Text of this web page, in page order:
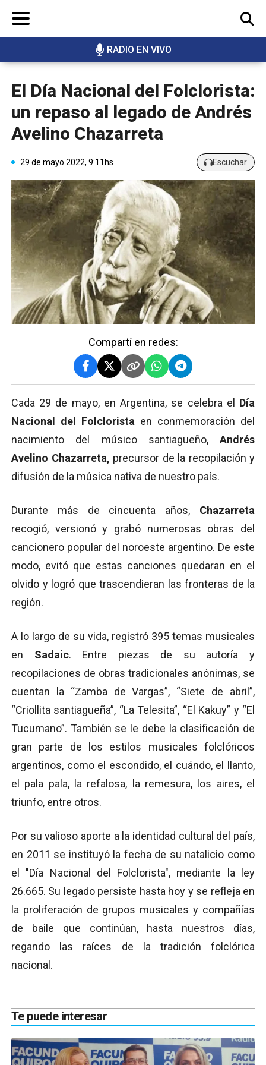
RADIO EN VIVO
BUSCAR
El Día Nacional del Folclorista:
un repaso al legado de Andrés
Avelino Chazarreta
29 de mayo 2022, 9:11hs Escuchar
Compartí en redes:
Cada 29 de mayo, en Argentina, se celebra el Día
Nacional del Folclorista en conmemoración del
nacimiento del músico santiagueño, Andrés
Avelino Chazarreta, precursor de la recopilación y
difusión de la música nativa de nuestro país.
Durante más de cincuenta años, Chazarreta
recogió, versionó y grabó numerosas obras del
cancionero popular del noroeste argentino. De este
modo, evitó que estas canciones quedaran en el
olvido y logró que trascendieran las fronteras de la
región.
A lo largo de su vida, registró 395 temas musicales
en Sadaic. Entre piezas de su autoría y
recopilaciones de obras tradicionales anónimas, se
cuentan la “Zamba de Vargas”, “Siete de abril”,
“Criollita santiagueña”, “La Telesita”, “El Kakuy” y “El
Tucumano”. También se le debe la clasificación de
gran parte de los estilos musicales folclóricos
argentinos, como el escondido, el cuándo, el llanto,
el pala pala, la refalosa, la remesura, los aires, el
triunfo, entre otros.
Por su valioso aporte a la identidad cultural del país,
en 2011 se instituyó la fecha de su natalicio como
el "Día Nacional del Folclorista", mediante la ley
26.665. Su legado persiste hasta hoy y se refleja en
la proliferación de grupos musicales y compañías
de baile que continúan, hasta nuestros días,
regando las raíces de la tradición folclórica
nacional.
Te puede interesar